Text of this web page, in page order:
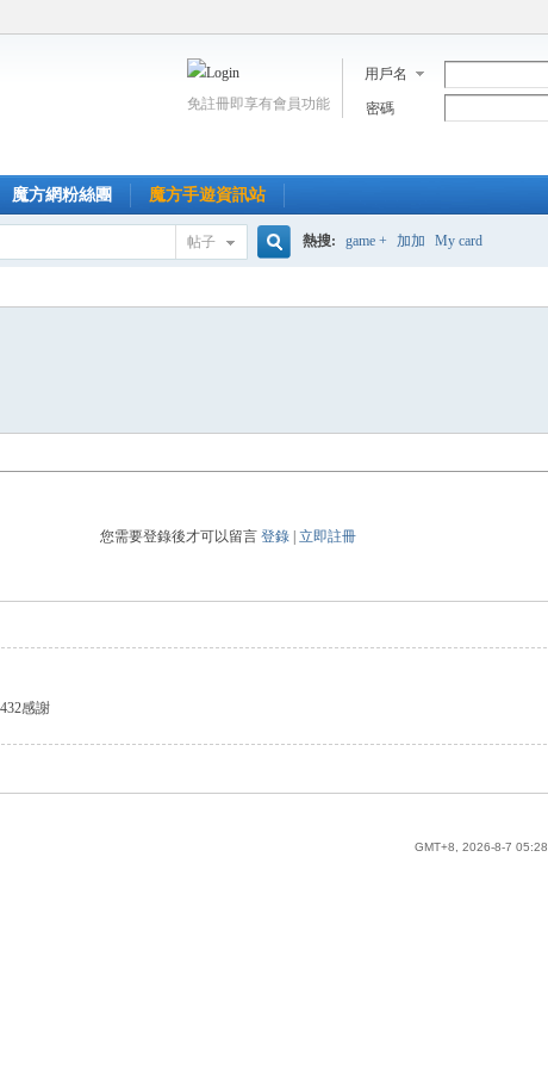
用戶名
密碼
免註冊即享有會員功能
魔方網粉絲團 魔方手遊資訊站
帖子 熱搜: game + 加加 My card
您需要登錄後才可以留言登錄 |立即註冊
感謝
GMT+8, 2026-8-7 05:28